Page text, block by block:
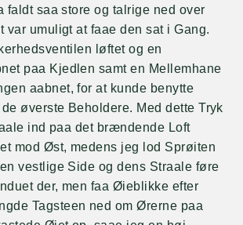
faldt saa store og talrige ned over
var umuligt at faae den sat i Gang.
løftet og en
paa Kjedlen samt en Mellemhane
aabnet, for at kunde benytte
øverste Beholdere. Med dette Tryk
ind paa det brændende Loft
mod Øst, medens jeg lod Sprøiten
vestlige Side og dens Straale føre
der, men faa Øieblikke efter
Tagsteen ned om Ørerne paa